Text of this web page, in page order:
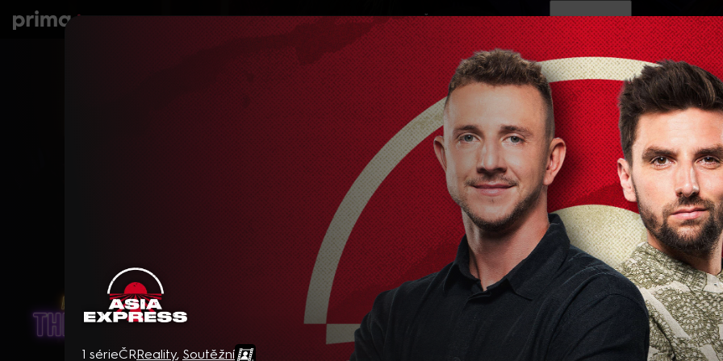
Seriály Filmy Děti Zprávy Novinky Živě TV program Operátoři
Asia Express
1 sérieČRReality, Soutěžní
prima+